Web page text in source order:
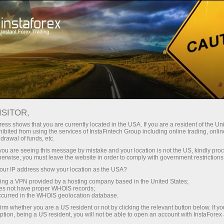
انسٹا فاریکس کے ساتھ، آپ
حاصل کرتے ہیں: 1:5000 تک کا فائدہ،
مارکیٹ میں کچھ بہترین اسپریڈز اور
کمیشنز، اور ٹریڈنگ اسٹاک اور انڈیکس
کے لیے فائدہ مند حالات۔
مختصر
30% بونس
ہر ڈیپازٹ پر
رفتار
تجارت اور ہائی ویز پر
shows that you are currently located in the USA. If you are a resident of the
from using the services of InstaFintech Group including online trading,
of funds, etc.
are seeing this message by mistake and your location is not the US, kindly
you must leave the website in order to comply with government
IP address show your location as the USA?
a VPN provided by a hosting company based in the United States;
not have proper WHOIS records;
in the WHOIS geolocation database.
whether you are a US resident or not by clicking the relevant button below. If
being a US resident, you will not be able to open an account with InstaForex